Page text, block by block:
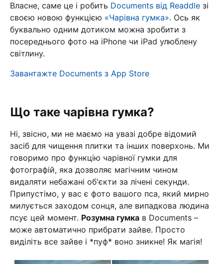
Власне, саме це і робить Documents від Readdle зі
своєю новою функцією «Чарівна гумка». Ось як
буквально одним дотиком можна зробити з
посереднього фото на iPhone чи iPad улюблену
світлину.
Завантажте Documents з App Store
Що таке чарівна гумка?
Ні, звісно, ми не маємо на увазі добре відомий
засіб для чищення плитки та інших поверхонь. Ми
говоримо про функцію чарівної гумки для
фотографій, яка дозволяє магічним чином
видаляти небажані об'єкти за лічені секунди.
Припустімо, у вас є фото вашого пса, який мирно
милується заходом сонця, але випадкова людина
псує цей момент. Розумна гумка в Documents –
може автоматично прибрати зайве. Просто
виділіть все зайве і *пуф* воно зникне! Як магія!